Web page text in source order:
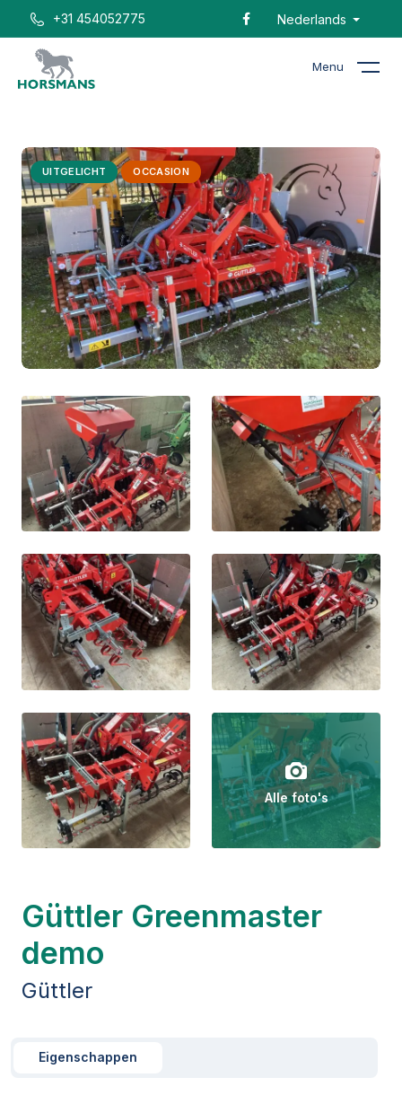
+31 454052775 Nederlands
Menu
Home Catalogus
UITGELICHT OCCASION
Alle foto's
Güttler Greenmaster
demo
Güttler
Eigenschappen